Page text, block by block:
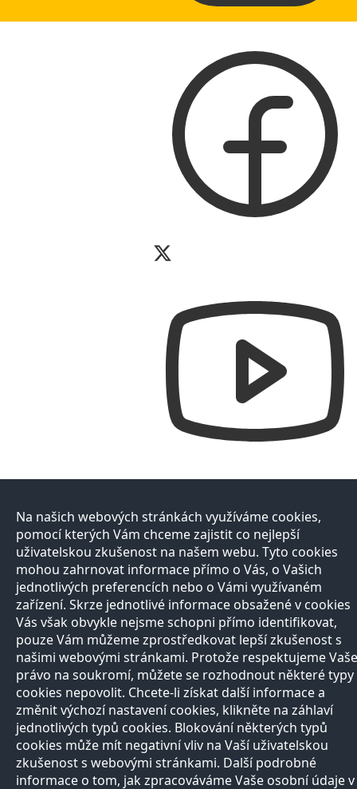
Na našich webových stránkách využíváme cookies,
pomocí kterých Vám chceme zajistit co nejlepší
uživatelskou zkušenost na našem webu. Tyto cookies
mohou zahrnovat informace přímo o Vás, o Vašich
jednotlivých preferencích nebo o Vámi využívaném
zařízení. Skrze jednotlivé informace obsažené v cookies
Vás však obvykle nejsme schopni přímo identifikovat,
pouze Vám můžeme zprostředkovat lepší zkušenost s
našimi webovými stránkami. Protože respektujeme Vaše
právo na soukromí, můžete se rozhodnout některé typy
cookies nepovolit. Chcete-li získat další informace a
změnit výchozí nastavení cookies, klikněte na záhlaví
jednotlivých typů cookies. Blokování některých typů
cookies může mít negativní vliv na Vaší uživatelskou
zkušenost s webovými stránkami. Další podrobné
informace o tom, jak zpracováváme Vaše osobní údaje v